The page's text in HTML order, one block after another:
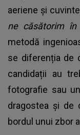
aeriene și
ne căsătorim
metodă
se diferenția de
candidații au
fotografie sau
dragostea și de
bordul unui zbor